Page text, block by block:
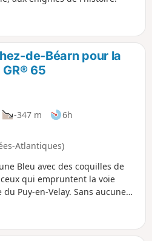
de-Béarn pour la
65
-347 m
6h
Atlantiques)
Bleu avec des coquilles de
qui empruntent la voie
Puy-en-Velay. Sans aucune